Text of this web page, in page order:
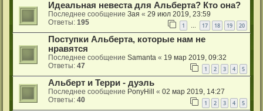
Идеальная невеста для Альберта? Кто она?
Последнее сообщение Зая « 29 июл 2019, 23:59
Ответы: 195 1 … 17 18 19 20
Поступки Альберта, которые нам не
нравятся
Последнее сообщение Samanta « 19 мар 2019, 09:32
Ответы: 47 1 2 3 4 5
Альберт и Терри - дуэль
Последнее сообщение PonyHill « 02 мар 2019, 14:27
Ответы: 40 1 2 3 4 5